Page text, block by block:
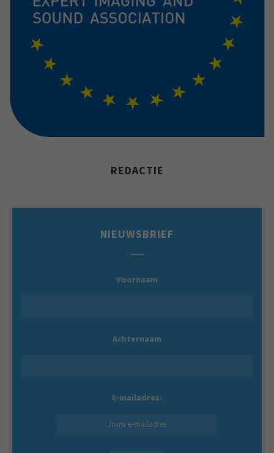
REDACTIE
NIEUWSBRIEF
Voornaam
Achternaam
E-mailadres: